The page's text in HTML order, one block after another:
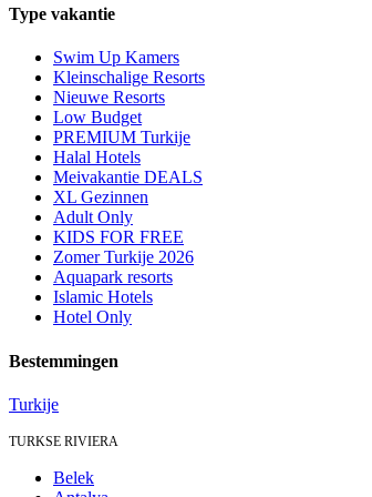
Type vakantie
Swim Up Kamers
Kleinschalige Resorts
Nieuwe Resorts
Low Budget
PREMIUM Turkije
Halal Hotels
Meivakantie DEALS
XL Gezinnen
Adult Only
KIDS FOR FREE
Zomer Turkije 2026
Aquapark resorts
Islamic Hotels
Hotel Only
Bestemmingen
Turkije
TURKSE RIVIERA
Belek